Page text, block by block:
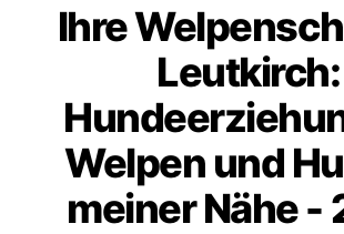
Ihre
Leutkirch:
Welpen und
meiner Nähe -